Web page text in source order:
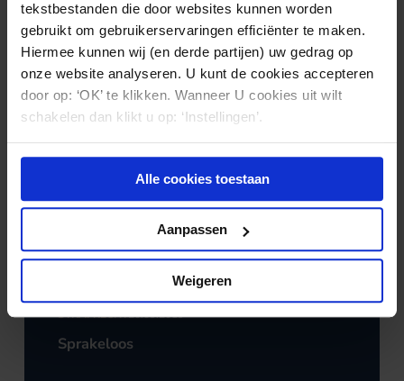
tekstbestanden die door websites kunnen worden
gebruikt om gebruikerservaringen efficiënter te maken.
Hiermee kunnen wij (en derde partijen) uw gedrag op
onze website analyseren. U kunt de cookies accepteren
door op: ‘OK’ te klikken. Wanneer U cookies uit wilt
schakelen dan klikt u op: ‘Instellingen’.
Alle cookies toestaan
Aanpassen
Weigeren
Lik-op-stuk beleid voor de Corona-hoester
STRAFRECHT20.09.2019
Sprakeloos